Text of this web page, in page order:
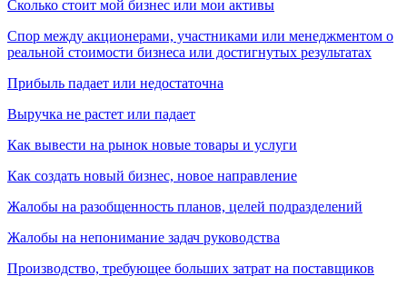
Сколько стоит мой бизнес или мои активы
Спор между акционерами, участниками или менеджментом о
реальной стоимости бизнеса или достигнутых результатах
Прибыль падает или недостаточна
Выручка не растет или падает
Как вывести на рынок новые товары и услуги
Как создать новый бизнес, новое направление
Жалобы на разобщенность планов, целей подразделений
Жалобы на непонимание задач руководства
Производство, требующее больших затрат на поставщиков